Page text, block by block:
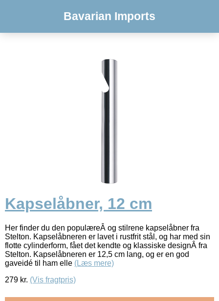
Bavarian Imports
Kapselåbner, 12 cm
Her finder du den populæreÂ og stilrene kapselåbner fra
Stelton. Kapselåbneren er lavet i rustfrit stål, og har med sin
flotte cylinderform, fået det kendte og klassiske designÂ fra
Stelton. Kapselåbneren er 12,5 cm lang, og er en god
gaveidé til ham elle (Læs mere)
279 kr. (Vis fragtpris)